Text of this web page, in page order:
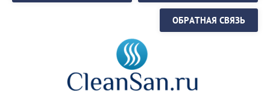
ОБРАТНАЯ СВЯЗЬ